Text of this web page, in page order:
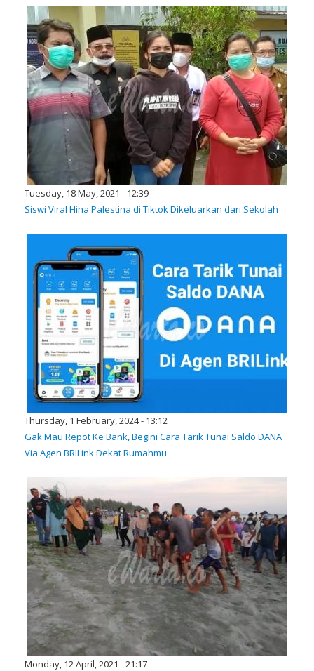
Tuesday, 18 May, 2021 - 12:39
Siswi Viral Hina Palestina di Tiktok Dikeluarkan dari Sekolah
Thursday, 1 February, 2024 - 13:12
Gak Mau Repot Ke Bank, Begini Cara Tarik Tunai Saldo DANA
Via Agen BRILink Dekat Rumahmu
Monday, 12 April, 2021 - 21:17